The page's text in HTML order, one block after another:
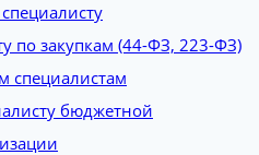
по закупкам (44-ФЗ, 223-ФЗ)
специалистам
бюджетной